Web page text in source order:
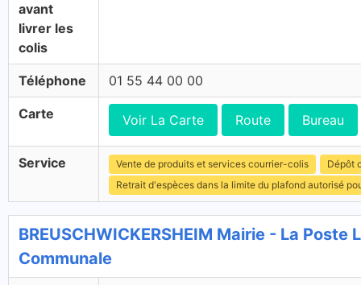
avant
livrer les
colis
Téléphone 01 55 44 00 00
Carte Voir La Carte Route Bureau
Service Vente de produits et services courrier-colis
Dépôt
Retrait d'espèces dans la limite du plafond autorisé
BREUSCHWICKERSHEIM Mairie - La Poste
Communale